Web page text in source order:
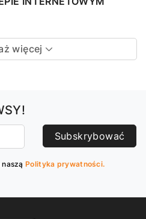
więcej
Subskrybować
Polityka prywatności.